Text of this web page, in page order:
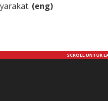
(eng)